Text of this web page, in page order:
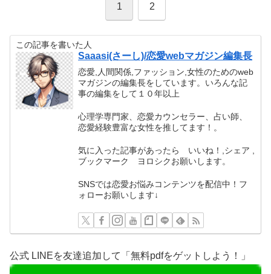
1 2
この記事を書いた人
Saaasi(さーし)/恋愛webマガジン編集長
恋愛,人間関係,ファッション,女性のためのweb
マガジンの編集長をしています。いろんな記
事の編集をして１０年以上
心理学専門家、恋愛カウンセラー、占い師、
恋愛経験豊富な女性を推してます！。
気に入った記事があったら いいね！,シェア ,
ブックマーク ヨロシクお願いします。
SNSでは恋愛お悩みコンテンツを配信中！フ
ォローお願いします↓
公式 LINEを友達追加して「無料pdfをゲットしよう！」